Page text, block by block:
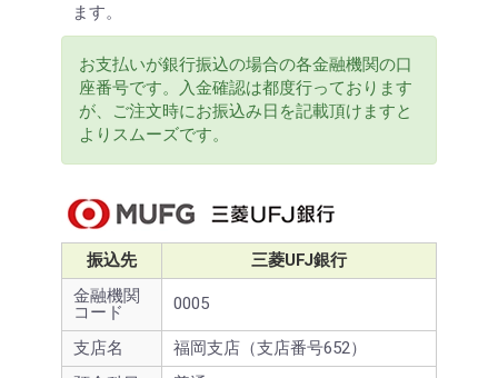
ます。
お支払いが銀行振込の場合の各金融機関の口
座番号です。入金確認は都度行っております
が、ご注文時にお振込み日を記載頂けますと
よりスムーズです。
振込先
三菱UFJ銀行
金融機関
コード
0005
支店名
福岡支店（支店番号652）